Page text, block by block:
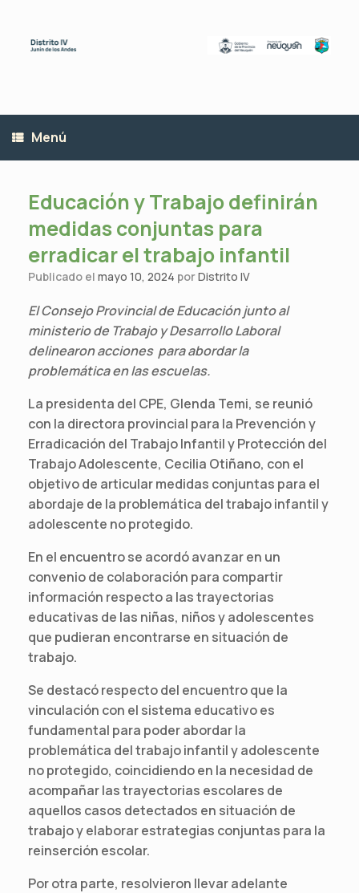
contenido
Menú
Educación y Trabajo definirán
medidas conjuntas para
erradicar el trabajo infantil
Publicado el mayo 10, 2024 porDistrito IV
El Consejo Provincial de Educación junto al
ministerio de Trabajo y Desarrollo Laboral
delinearon acciones para abordar la
problemática en las escuelas.
La presidenta del CPE, Glenda Temi, se reunió
con la directora provincial para la Prevención y
Erradicación del Trabajo Infantil y Protección del
Trabajo Adolescente, Cecilia Otiñano, con el
objetivo de articular medidas conjuntas para el
abordaje de la problemática del trabajo infantil y
adolescente no protegido.
En el encuentro se acordó avanzar en un
convenio de colaboración para compartir
información respecto a las trayectorias
educativas de las niñas, niños y adolescentes
que pudieran encontrarse en situación de
trabajo.
Se destacó respecto del encuentro que la
vinculación con el sistema educativo es
fundamental para poder abordar la
problemática del trabajo infantil y adolescente
no protegido, coincidiendo en la necesidad de
acompañar las trayectorias escolares de
aquellos casos detectados en situación de
trabajo y elaborar estrategias conjuntas para la
reinserción escolar.
Por otra parte, resolvieron llevar adelante